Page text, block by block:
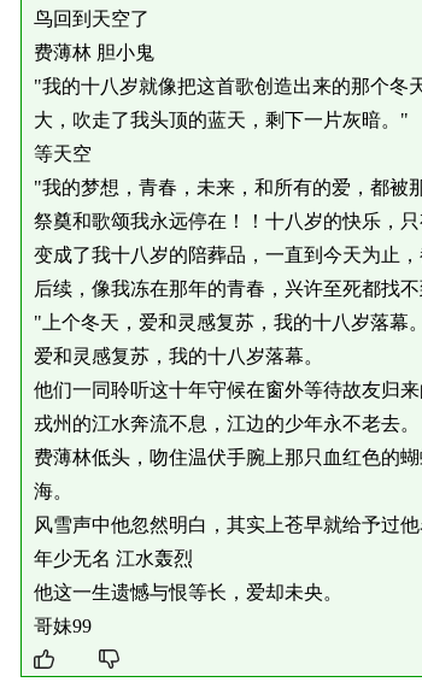
鸟回到天空了
费薄林 胆小鬼
"我的十八岁就像把这首歌创造出来的那个冬
大，吹走了我头顶的蓝天，剩下一片灰暗。"
等天空
"我的梦想，青春，未来，和所有的爱，都被
祭奠和歌颂我永远停在！！十八岁的快乐，
变成了我十八岁的陪葬品，一直到今天为止
后续，像我冻在那年的青春，兴许至死都找
"上个冬天，爱和灵感复苏，我的十八岁落幕
爱和灵感复苏，我的十八岁落幕。
他们一同聆听这十年守候在窗外等待故友归来
戎州的江水奔流不息，江边的少年永不老去。
费薄林低头，吻住温伏手腕上那只血红色的
海。
风雪声中他忽然明白，其实上苍早就给予过
年少无名 江水轰烈
他这一生遗憾与恨等长，爱却未央。
哥妹99